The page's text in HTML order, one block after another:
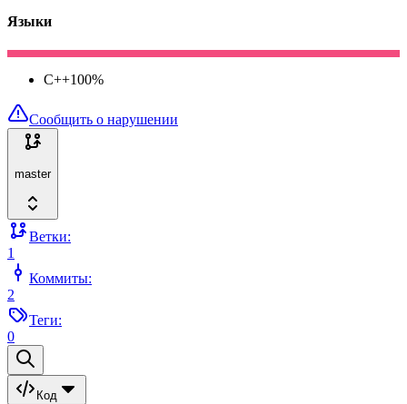
Языки
C++100%
Сообщить о нарушении
master
Ветки:
1
Коммиты:
2
Теги:
0
Код